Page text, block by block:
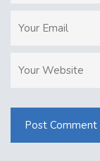
Post Comment